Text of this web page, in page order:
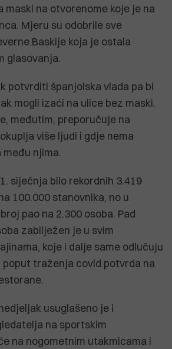
maski na otvorenome koje je na
Mjeru su odobrile sve
Baskije koja je ostala
glasovanja.
potvrditi španjolska vlada pa bi
mogli izaći na ulice bez maski.
međutim, preporučuje na
više ljudi i gdje nema
njima.
siječnja bilo rekordnih 3.419
100.000 stanovnika, no u
pao na 2.300 osoba. Pad
zabilježen je u svim
koje i dalje same odlučuju
poput traženja covid potvrda na
usuglašeno je i
na sportskim
na nogometnim utakmicama i